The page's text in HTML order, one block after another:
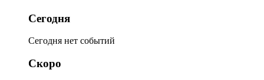
Сегодня
Сегодня нет событий
Скоро